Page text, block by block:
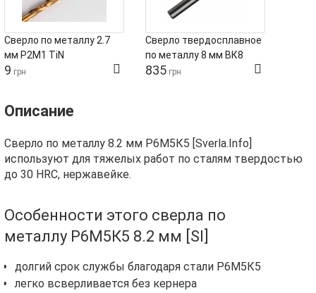
Сверло по металлу 2.7
мм Р2М1 TiN
9 грн
Сверло твердосплавное
по металлу 8 мм ВК8
835 грн
Описание
Сверло по металлу 8.2 мм Р6М5К5 [Sverla.Info]
используют для тяжелых работ по сталям твердостью
до 30 HRC, нержавейке.
Особенности этого сверла по
металлу Р6М5К5 8.2 мм [SI]
долгий срок службы благодаря стали Р6М5К5
легко всверливается без кернера